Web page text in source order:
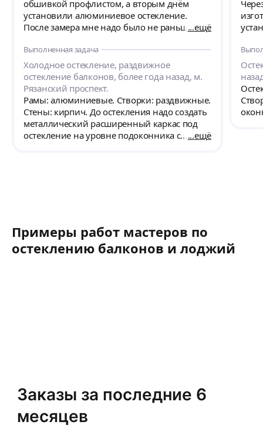
обшивкой профлистом, а вторым днём
установили алюминиевое остекление.
После замера мне надо было не раньше 2х
в конце 1й недели готовы были выйти на
установку уже с готовыми окнами. У меня
не получилось раньше, поэтому в
оговорённый день они приехали в
оговорённое время. Рябята очень
позитивные и не чураются советоваться в
тонкостях с заказчиком. Привезенную
маскитную сетку сделанную чуть больше
чем следовало, сами без долгих
ещё
Выполненная задача
Холодное остекление, раздвижное
остекление балконов, более года назад, м.
Рязанский проспект.
Рамы: алюминиевые. Створки: раздвижные.
Стены: кирпич. До остекления надо создать
металлический расширенный каркас под
остекление на уровне подоконника с
ещё
Примеры работ мастеров по
остеклению балконов и лоджий
Заказы за последние 6
месяцев